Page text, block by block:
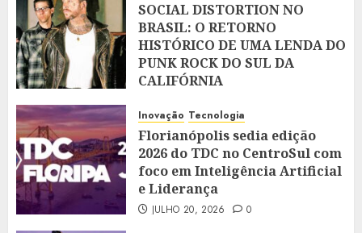
SOCIAL DISTORTION NO
BRASIL: O RETORNO
HISTÓRICO DE UMA LENDA DO
PUNK ROCK DO SUL DA
CALIFÓRNIA
Inovação Tecnologia
Florianópolis sedia edição
2026 do TDC no CentroSul com
foco em Inteligência Artificial
e Liderança
JULHO 20, 2026 0